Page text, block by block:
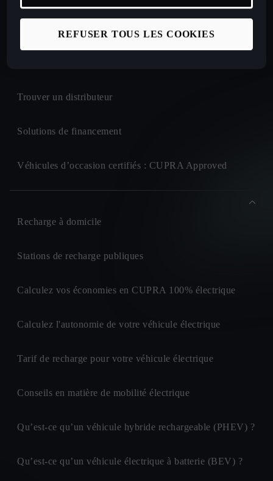
Nos offres LLD Business
Trouver un distributeur
Solutions de financement
Véhicules d’occasion certifiés : CUPRA Approved
Recharge à domicile
Stations de recharge publiques
Calculez vos économies en CUPRA 100% électrique
Calculez l'autonomie de votre véhicule électrique
Tarif de recharge pour votre véhicule électrique
Conseils en matière de mobilité électrique
Qu’est-ce qu’un véhicule hybride rechargeable (PHEV) ?
Qu’est-ce qu’un véhicule électrique à batterie (BEV) ?
REFUSER TOUS LES COOKIES